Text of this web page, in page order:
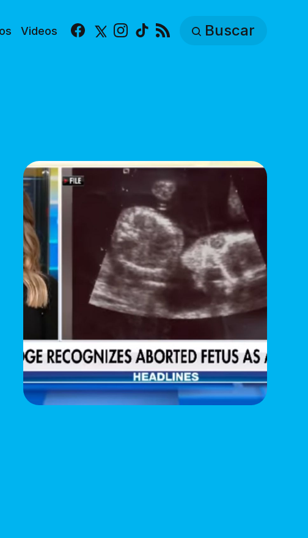
Videos Facebook
X Instagram
TikTok Buscar